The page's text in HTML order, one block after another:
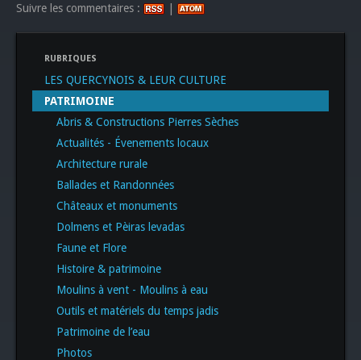
Suivre les commentaires : |
RUBRIQUES
LES QUERCYNOIS & LEUR CULTURE
PATRIMOINE
Abris & Constructions Pierres Sèches
Actualités - Évenements locaux
Architecture rurale
Ballades et Randonnées
Châteaux et monuments
Dolmens et Pèiras levadas
Faune et Flore
Histoire & patrimoine
Moulins à vent - Moulins à eau
Outils et matériels du temps jadis
Patrimoine de l’eau
Photos